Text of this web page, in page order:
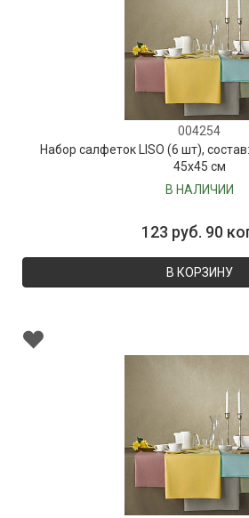
004254
Набор салфеток LISO (6 шт),
45х45 см
В НАЛИЧИИ
123 руб. 90
В КОРЗИНУ